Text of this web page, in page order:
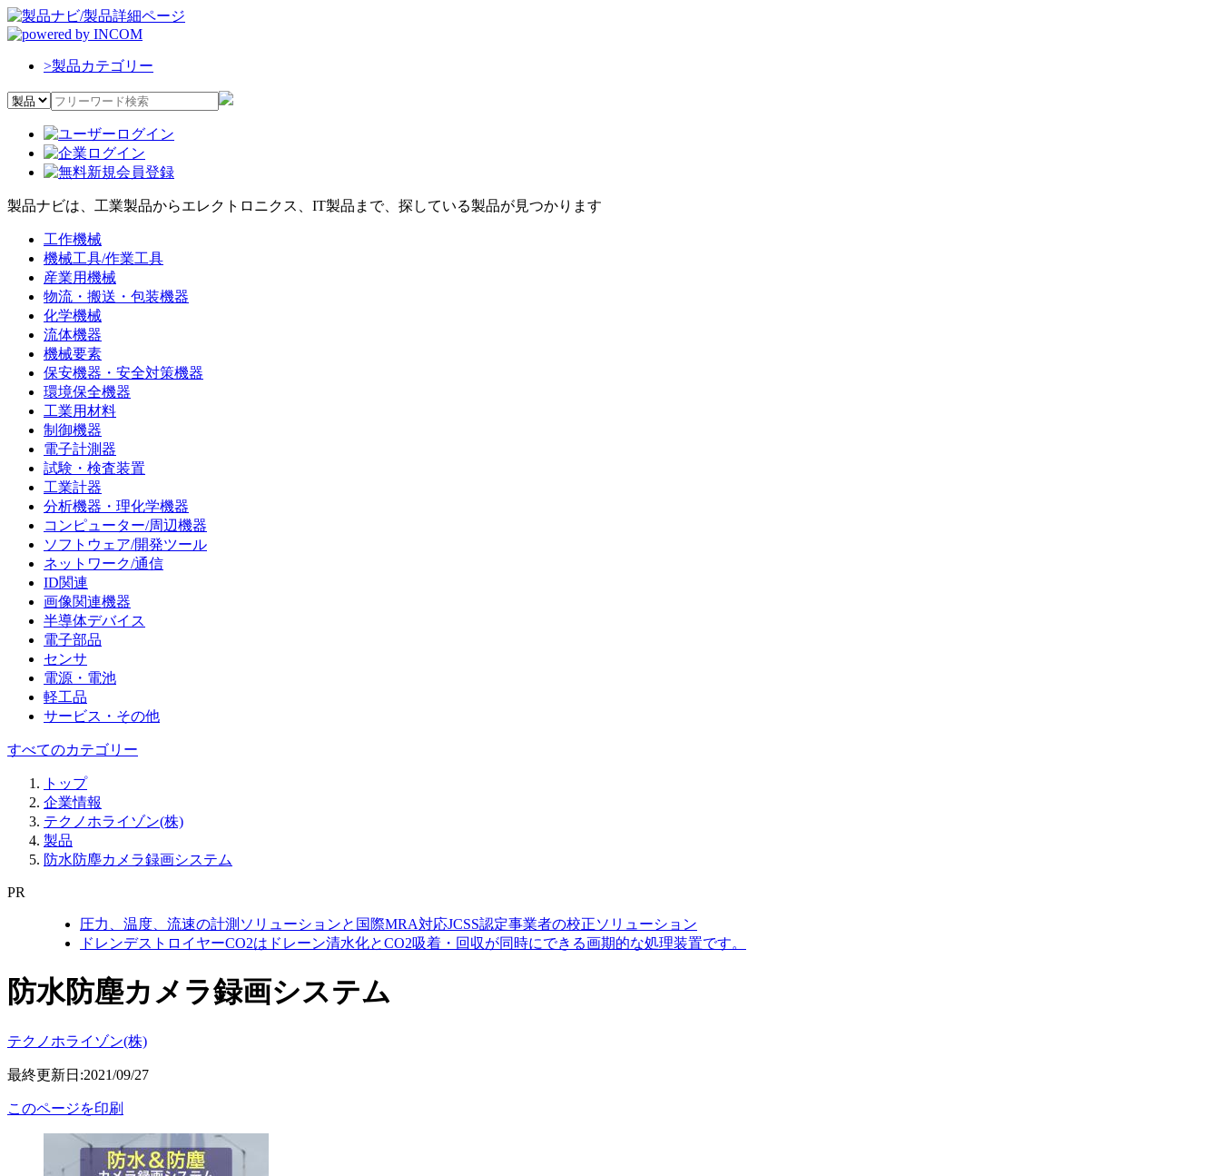
>製品カテゴリー
製品ナビは、工業製品からエレクトロニクス、IT製品まで、探している製品が見つかります
工作機械
機械工具/作業工具
産業用機械
物流・搬送・包装機器
化学機械
流体機器
機械要素
保安機器・安全対策機器
環境保全機器
工業用材料
制御機器
電子計測器
試験・検査装置
工業計器
分析機器・理化学機器
コンピューター/周辺機器
ソフトウェア/開発ツール
ネットワーク/通信
ID関連
画像関連機器
半導体デバイス
電子部品
センサ
電源・電池
軽工品
サービス・その他
すべてのカテゴリー
トップ
企業情報
テクノホライゾン(株)
製品
防水防塵カメラ録画システム
PR
圧力、温度、流速の計測ソリューションと国際MRA対応JCSS認定事業者の校正ソリューション
ドレンデストロイヤーCO2はドレーン清水化とCO2吸着・回収が同時にできる画期的な処理装置です。
防水防塵カメラ録画システム
テクノホライゾン(株)
最終更新日:2021/09/27
このページを印刷